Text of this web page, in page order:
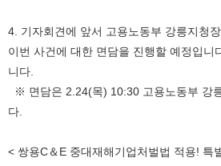
4. 기자회견에 앞서 고용노동부 강릉지청
이번 사건에 대한 면담을 진행할 예정입니
니다.
※ 면담은 2.24(목) 10:30 고용노동부 강
다.
< 쌍용C＆E 중대재해기업처벌법 적용! 특